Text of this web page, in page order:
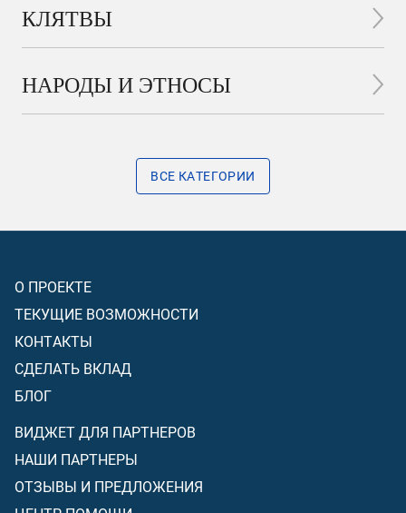
КЛЯТВЫ
НАРОДЫ И ЭТНОСЫ
ВСЕ КАТЕГОРИИ
О ПРОЕКТЕ
ТЕКУЩИЕ ВОЗМОЖНОСТИ
КОНТАКТЫ
СДЕЛАТЬ ВКЛАД
БЛОГ
ВИДЖЕТ ДЛЯ ПАРТНЕРОВ
НАШИ ПАРТНЕРЫ
ОТЗЫВЫ И ПРЕДЛОЖЕНИЯ